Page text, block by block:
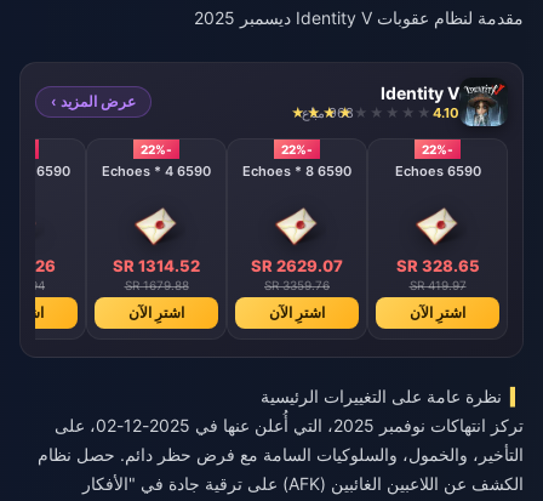
مقدمة لنظام عقوبات Identity V ديسمبر 2025
Identity V
4.10 968 مباع
عرض المزيد ›
-22%
6590 Echoes
SR 328.65
SR 419.97
اشترِ الآن
-22%
6590 Echoes * 8
SR 2629.07
SR 3359.76
اشترِ الآن
-22%
6590 Echoes * 4
SR 1314.52
SR 1679.88
اشترِ الآن
6590 Echoes * 2
657.26
839.94
اشترِ
نظرة عامة على التغييرات الرئيسية
تركز انتهاكات نوفمبر 2025، التي أُعلن عنها في 2025-12-02، على
التأخير، والخمول، والسلوكيات السامة مع فرض حظر دائم. حصل نظام
الكشف عن اللاعبين الغائبين (AFK) على ترقية جادة في "الأفكار